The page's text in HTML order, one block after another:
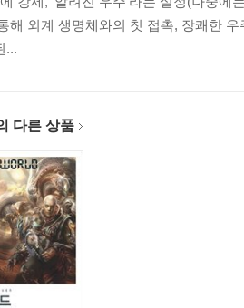
해 외계 생명체와의 첫 접촉, 장쾌한
...
다른 상품